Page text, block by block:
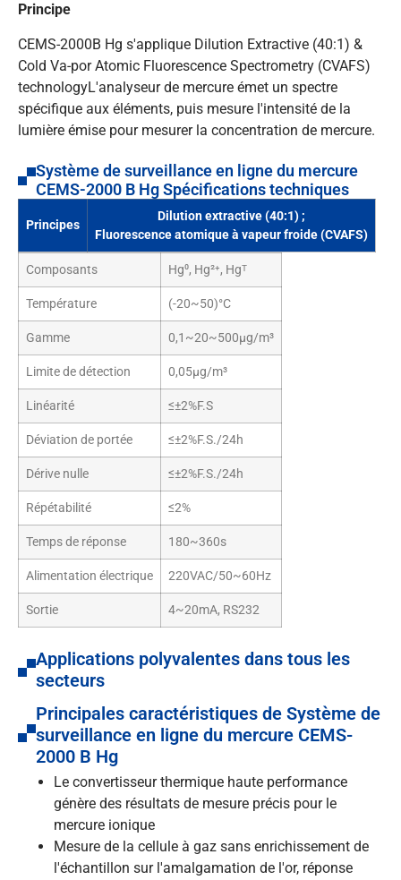
Principe
CEMS-2000B Hg s'applique Dilution Extractive (40:1) &
Cold Va-por Atomic Fluorescence Spectrometry (CVAFS)
technologyL'analyseur de mercure émet un spectre
spécifique aux éléments, puis mesure l'intensité de la
lumière émise pour mesurer la concentration de mercure.
Système de surveillance en ligne du mercure
CEMS-2000 B Hg Spécifications techniques
Principes
Dilution extractive (40:1) ;
Fluorescence atomique à vapeur froide (CVAFS)
Composants Hg⁰, Hg²⁺, Hgᵀ
Température (-20~50)°C
Gamme 0,1~20~500μg/m³
Limite de détection 0,05μg/m³
Linéarité ≤±2%F.S
Déviation de portée ≤±2%F.S./24h
Dérive nulle ≤±2%F.S./24h
Répétabilité ≤2%
Temps de réponse 180~360s
Alimentation électrique 220VAC/50~60Hz
Sortie 4~20mA, RS232
Applications polyvalentes dans tous les
secteurs
Principales caractéristiques de Système de
surveillance en ligne du mercure CEMS-
2000 B Hg
Le convertisseur thermique haute performance
génère des résultats de mesure précis pour le
mercure ionique
Mesure de la cellule à gaz sans enrichissement de
l'échantillon sur l'amalgamation de l'or, réponse